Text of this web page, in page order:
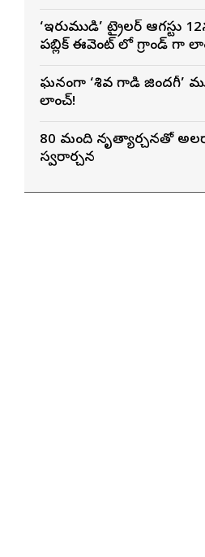
‘ఇరుముడి’ ట్రైలర్
పబ్లిక్ ఈవెంట్ లో గ్రాండ్ గా
ఘనంగా ‘శివ గాడి జింద‌గీ’
లాంచ్!
80 మంది నృత్యార్చనతో
స్వరార్చన